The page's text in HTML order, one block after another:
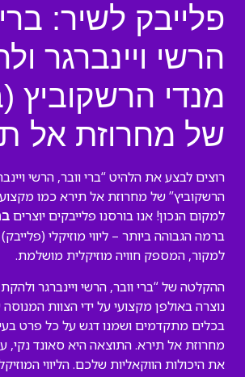
פלייבק לשיר:
הרשי ויינברגר
מנדי הרשקוביץ
של מחרוזת אל
רוצים לבצע את הלהיט “ברי וובר, הרשי
הרשקוביץ” של מחרוזת אל תירא כמו
למקום הנכון! אנו בורסנו פלייבקים יוצרים
ברמה הגבוהה ביותר – ליווי מוזיקלי
למקור, המספק חוויה מוזיקלית מושלמת.
ההקלטה של “ברי וובר, הרשי ויינברגר
נוצרה באולפן מקצועי על ידי הצוות
בכלים מתקדמים ושמנו דגש על כל פרט
מחרוזת אל תירא. התוצאה היא סאונד נקי,
את היכולות הווקאליות שלכם. הליווי